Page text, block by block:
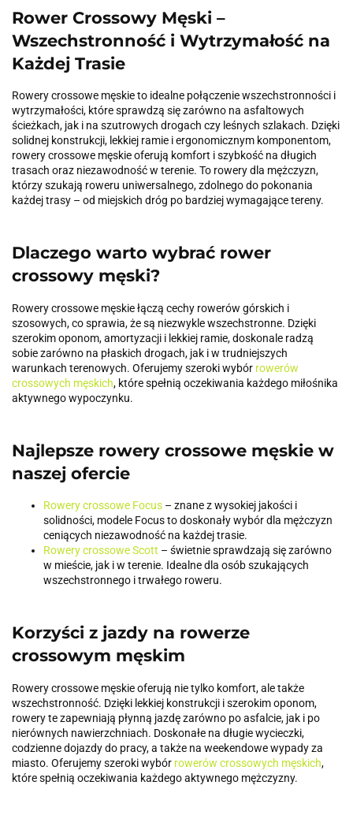
Rower Crossowy Męski –
Wszechstronność i Wytrzymałość na
Każdej Trasie
Rowery crossowe męskie to idealne połączenie wszechstronności i
wytrzymałości, które sprawdzą się zarówno na asfaltowych
ścieżkach, jak i na szutrowych drogach czy leśnych szlakach. Dzięki
solidnej konstrukcji, lekkiej ramie i ergonomicznym komponentom,
rowery crossowe męskie oferują komfort i szybkość na długich
trasach oraz niezawodność w terenie. To rowery dla mężczyzn,
którzy szukają roweru uniwersalnego, zdolnego do pokonania
każdej trasy – od miejskich dróg po bardziej wymagające tereny.
Dlaczego warto wybrać rower
crossowy męski?
Rowery crossowe męskie łączą cechy rowerów górskich i
szosowych, co sprawia, że są niezwykle wszechstronne. Dzięki
szerokim oponom, amortyzacji i lekkiej ramie, doskonale radzą
sobie zarówno na płaskich drogach, jak i w trudniejszych
warunkach terenowych. Oferujemy szeroki wybór rowerów
crossowych męskich, które spełnią oczekiwania każdego miłośnika
aktywnego wypoczynku.
Najlepsze rowery crossowe męskie w
naszej ofercie
Rowery crossowe Focus – znane z wysokiej jakości i
solidności, modele Focus to doskonały wybór dla mężczyzn
ceniących niezawodność na każdej trasie.
Rowery crossowe Scott – świetnie sprawdzają się zarówno
w mieście, jak i w terenie. Idealne dla osób szukających
wszechstronnego i trwałego roweru.
Korzyści z jazdy na rowerze
crossowym męskim
Rowery crossowe męskie oferują nie tylko komfort, ale także
wszechstronność. Dzięki lekkiej konstrukcji i szerokim oponom,
rowery te zapewniają płynną jazdę zarówno po asfalcie, jak i po
nierównych nawierzchniach. Doskonałe na długie wycieczki,
codzienne dojazdy do pracy, a także na weekendowe wypady za
miasto. Oferujemy szeroki wybór rowerów crossowych męskich,
które spełnią oczekiwania każdego aktywnego mężczyzny.